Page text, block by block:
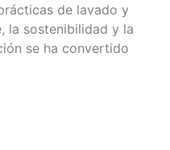
de lavado y
la sostenibilidad y la
se ha convertido